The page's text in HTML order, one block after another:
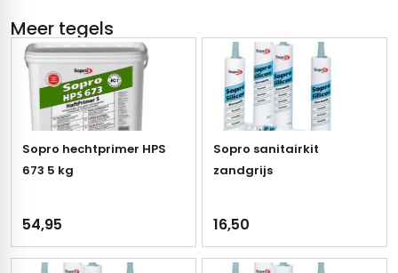
Meer tegels
Sopro hechtprimer HPS
673 5 kg
54,95
Sopro sanitairkit
zandgrijs
16,50